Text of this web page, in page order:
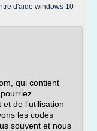
d'aide windows 10
qui contient
et de l'utilisation
les codes
souvent et nous